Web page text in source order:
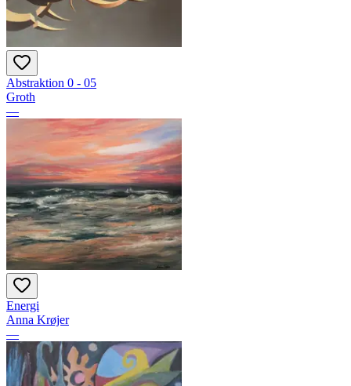
Abstraktion 0 - 05
Groth
—
Energi
Anna Krøjer
—